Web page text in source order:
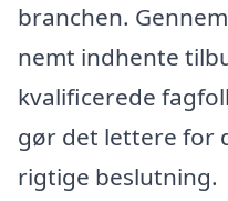
branchen.
nemt indhente
kvalificerede
gør det lettere for
rigtige beslutning.